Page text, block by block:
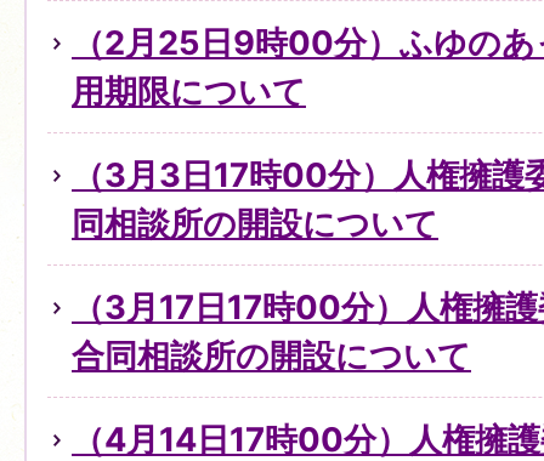
（2月25日9時00分）ふゆの
用期限について
（3月3日17時00分）人権擁護
同相談所の開設について
（3月17日17時00分）人権擁
合同相談所の開設について
（4月14日17時00分）人権擁